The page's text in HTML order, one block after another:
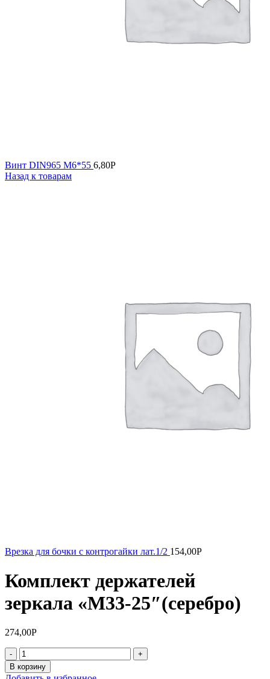
Винт DIN965 М6*55 6,80Р
Назад к товарам
Врезка для бочки с контрогайки лат.1/2 154,00Р
Комплект держателей
зеркала «М33-25″(серебро)
274,00Р
Количество
товара
Комплект
В корзину